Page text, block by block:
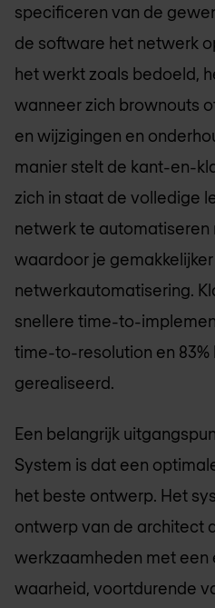
specificeren van de
de software het netwerk
het werkt zoals bedoeld,
wanneer zich brownouts
en wijzigingen en
manier stelt de kant-en-
zich in staat de volledige
netwerk te automatiseren
waardoor je
netwerkautomatisering.
snellere time-to-
time-to-resolution en 83%
gerealiseerd.
Een belangrijk
System is dat een
het beste ontwerp. Het
ontwerp van de architect
werkzaamheden met een
waarheid, voortdurende